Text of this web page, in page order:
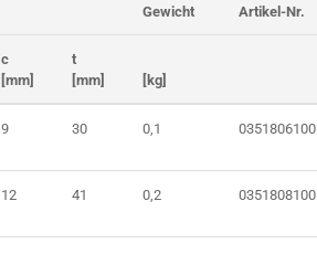
Gewicht Artikel-Nr.
c
[mm]
t
[mm]
[kg]
9 30 0,1 0351806100
12 41 0,2 0351808100